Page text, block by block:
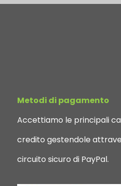
Metodi di pagamento
Accettiamo le principali
credito gestendole
circuito sicuro di PayPal.